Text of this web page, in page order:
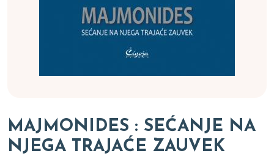
MAJMONIDES : SEĆANJE NA
NJEGA TRAJAĆE ZAUVEK